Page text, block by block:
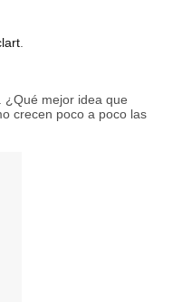
.
¿Qué mejor idea que
crecen poco a poco las